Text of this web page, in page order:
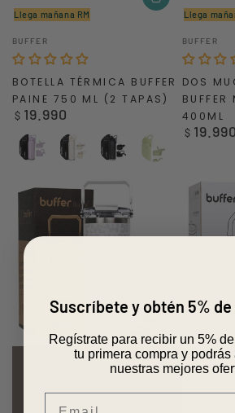
Llega mañana RM
Vendedor:
BUFFER
BOTELLA TÉRMICA BUFFER
PAINE 750 ML (2 TAPAS)
Precio
$ 19.990
Purple WHITE BLACK GREEN
Llega
Vendedor:
BUFFER
DOS
400ML
Precio
$ 19.990
Suscríbete y obtén 5%
Regístrate para recibir un 5%
tu primera compra y podrás
nuestras mejores